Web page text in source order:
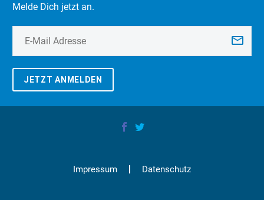
Melde Dich jetzt an.
JETZT ANMELDEN
Impressum Datenschutz